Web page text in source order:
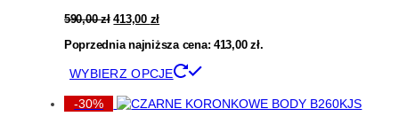
produktu
590,00zł Pierwotna
wynosiła:
413,00 złAktualna
wynosi:
Poprzednia najniższa cena: 413,00zł.
WYBIERZ OPCJE
ma
-30%